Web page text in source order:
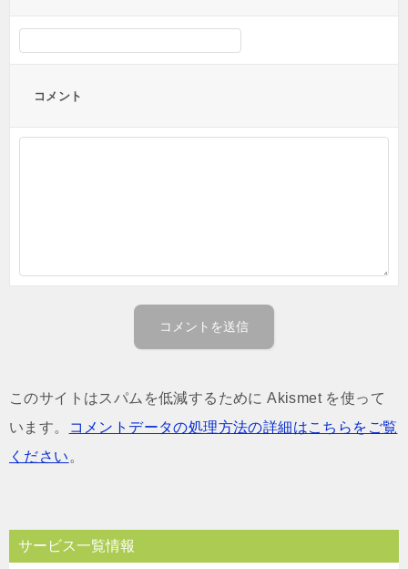
コメント
このサイトはスパムを低減するために Akismet を使って
います。
コメントデータの処理方法の詳細はこちらをご覧
ください 。
サービス一覧情報